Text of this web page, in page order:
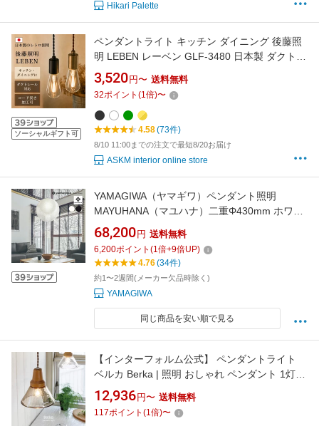
Hikari Palette
ソーシャルギフト可
ペンダントライト キッチン ダイニング 後藤照
明 LEBEN レーベン GLF-3480 日本製 ダクトレ
ール対応 コード長さ加工 E26 LED対応 1灯 多
灯吊り レトロ アンティーク
3,520 円〜 送料無料
32ポイント (1倍)〜
4.58(73件)
8/10 11:00までの注文で最短8/20お届け
ASKM interior online store
YAMAGIWA（ヤマギワ）ペンダント照明
MAYUHANA（マユハナ）二重Φ430mm ホワイ
ト
68,200 円 送料無料
6,200ポイント (1倍+9倍UP)
4.76(34件)
約1〜2週間(メーカー欠品時除く)
YAMAGIWA
同じ商品を安い順で見る
【インターフォルム公式】 ペンダントライト
ベルカ Berka | 照明 おしゃれ ペンダント 1灯
照明器具 LED ルームライト 北欧 シンプル ナチ
ュラル 海外インテリア レトロ 韓国 リビング ダ
イニング キッチン トイレ かわいい インテリア
12,936 円〜 送料無料
117ポイント (1倍)〜